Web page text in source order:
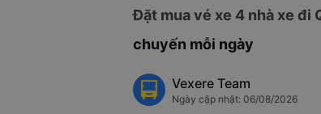
Đặt mua vé xe 4 nhà xe đi
chuyến mỗi ngày
Vexere Team
Ngày cập nhật: 06/08/2026